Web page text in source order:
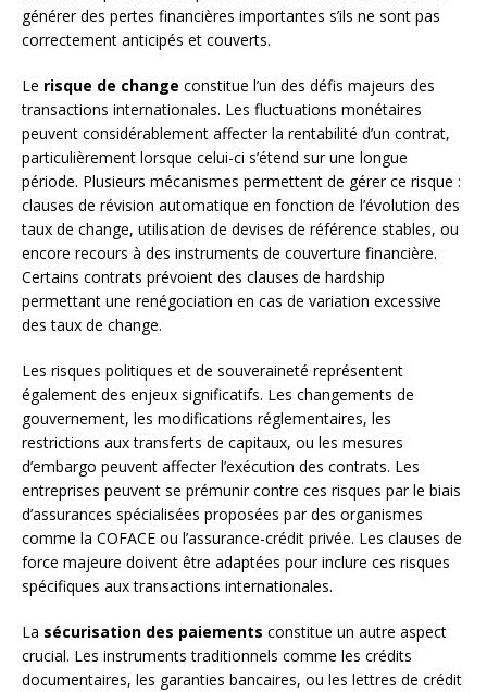
générer des pertes financières importantes s’ils ne sont pas
correctement anticipés et couverts.
Le risque de change constitue l’un des défis majeurs des
transactions internationales. Les fluctuations monétaires
peuvent considérablement affecter la rentabilité d’un contrat,
particulièrement lorsque celui-ci s’étend sur une longue
période. Plusieurs mécanismes permettent de gérer ce risque :
clauses de révision automatique en fonction de l’évolution des
taux de change, utilisation de devises de référence stables, ou
encore recours à des instruments de couverture financière.
Certains contrats prévoient des clauses de hardship
permettant une renégociation en cas de variation excessive
des taux de change.
Les risques politiques et de souveraineté représentent
également des enjeux significatifs. Les changements de
gouvernement, les modifications réglementaires, les
restrictions aux transferts de capitaux, ou les mesures
d’embargo peuvent affecter l’exécution des contrats. Les
entreprises peuvent se prémunir contre ces risques par le biais
d’assurances spécialisées proposées par des organismes
comme la COFACE ou l’assurance-crédit privée. Les clauses de
force majeure doivent être adaptées pour inclure ces risques
spécifiques aux transactions internationales.
La sécurisation des paiements constitue un autre aspect
crucial. Les instruments traditionnels comme les crédits
documentaires, les garanties bancaires, ou les lettres de crédit